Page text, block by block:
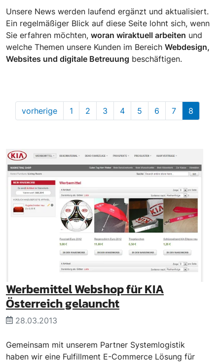
Unsere News werden laufend ergänzt und aktualisiert.
Ein regelmäßiger Blick auf diese Seite lohnt sich, wenn
Sie erfahren möchten, woran wiraktuell arbeiten und
welche Themen unsere Kunden im Bereich Webdesign,
Websites und digitale Betreuung beschäftigen.
vorherige 1 2 3 4 5 6 7 8
Werbemittel Webshop für KIA
Österreich gelauncht
28.03.2013
Gemeinsam mit unserem Partner Systemlogistik
haben wir eine Fulfillment E-Commerce Lösung für